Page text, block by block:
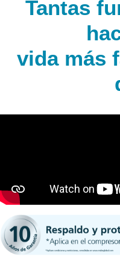
Tantas
vida más